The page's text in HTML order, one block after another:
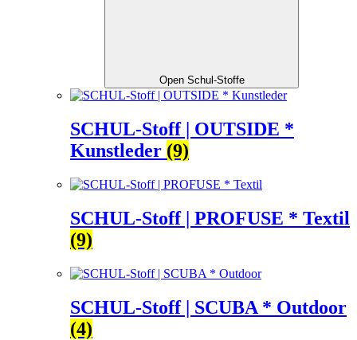
Open Schul-Stoffe
SCHUL-Stoff | OUTSIDE *
Kunstleder (9)
SCHUL-Stoff | PROFUSE * Textil
(9)
SCHUL-Stoff | SCUBA * Outdoor
(4)